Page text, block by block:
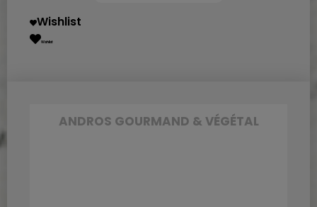
Wishlist
Wishlist
ANDROS GOURMAND & VÉGÉTAL